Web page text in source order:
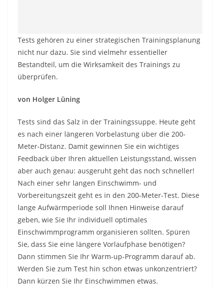
Tests gehören zu einer strategischen Trainingsplanung
nicht nur dazu. Sie sind vielmehr essentieller
Bestandteil, um die Wirksamkeit des Trainings zu
überprüfen.
von Holger Lüning
Tests sind das Salz in der Trainingssuppe. Heute geht
es nach einer längeren Vorbelastung über die 200-
Meter-Distanz. Damit gewinnen Sie ein wichtiges
Feedback über Ihren aktuellen Leistungsstand, wissen
aber auch genau: ausgeruht geht das noch schneller!
Nach einer sehr langen Einschwimm- und
Vorbereitungszeit geht es in den 200-Meter-Test. Diese
lange Aufwärmperiode soll Ihnen Hinweise darauf
geben, wie Sie Ihr individuell optimales
Einschwimmprogramm organisieren sollten. Spüren
Sie, dass Sie eine längere Vorlaufphase benötigen?
Dann stimmen Sie Ihr Warm-up-Programm darauf ab.
Werden Sie zum Test hin schon etwas unkonzentriert?
Dann kürzen Sie Ihr Einschwimmen etwas.